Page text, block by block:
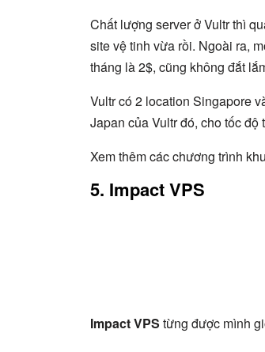
Chất lượng server ở Vultr thì
site vệ tinh vừa rồi. Ngoài ra,
tháng là 2$, cũng không đắt
Vultr có 2 location Singapore
Japan của Vultr đó, cho tốc độ
Xem thêm các chương trình
5. Impact VPS
Impact VPS từng được mình